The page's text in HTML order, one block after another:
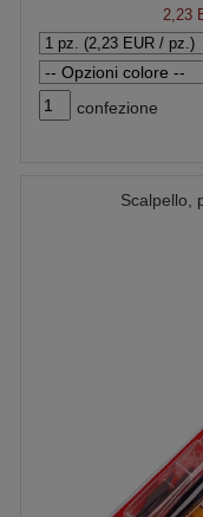
2,23
confezione
Scalpello,